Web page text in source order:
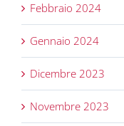
Febbraio 2024
Gennaio 2024
Dicembre 2023
Novembre 2023